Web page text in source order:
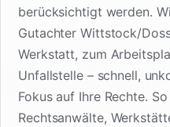
berücksichtigt werden.
Gutachter Wittstock/
Werkstatt, zum
Unfallstelle – schnell,
Fokus auf Ihre Rechte.
Rechtsanwälte,